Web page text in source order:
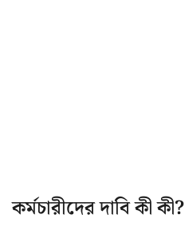
কর্মচারীদের দাবি কী কী?